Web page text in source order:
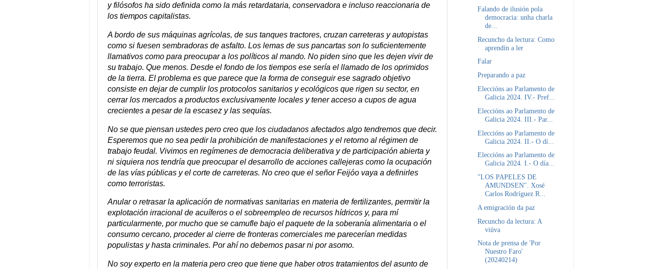
y filósofos ha sido definida como la más retardataria, conservadora e incluso reaccionaria de
los tiempos capitalistas.
A bordo de sus máquinas agrícolas, de sus tanques tractores, cruzan carreteras y autopistas
como si fuesen sembradoras de asfalto. Los lemas de sus pancartas son lo suficientemente
llamativos como para preocupar a los políticos al mando. No piden sino que les dejen vivir de
su trabajo. Que menos. Desde el fondo de los tiempos ese sería el llamado de los oprimidos
de la tierra. El problema es que parece que la forma de conseguir ese sagrado objetivo
consiste en dejar de cumplir los protocolos sanitarios y ecológicos que rigen su sector, en
cerrar los mercados a productos exclusivamente locales y tener acceso a cupos de agua
crecientes a pesar de la escasez y las sequías.
No se que piensan ustedes pero creo que los ciudadanos afectados algo tendremos que decir.
Esperemos que no sea pedir la prohibición de manifestaciones y el retorno al régimen de
trabajo feudal. Vivimos en regímenes de democracia deliberativa y de participación abierta y
ni siquiera nos tendría que preocupar el desarrollo de acciones callejeras como la ocupación
de las vías públicas y el corte de carreteras. No creo que el señor Feijóo vaya a definirles
como terroristas.
Anular o retrasar la aplicación de normativas sanitarias en materia de fertilizantes, permitir la
explotación irracional de acuíferos o el sobreempleo de recursos hídricos y, para mí
particularmente, por mucho que se camufle bajo el paquete de la soberanía alimentaria o el
consumo cercano, proceder al cierre de fronteras comerciales me parecerían medidas
populistas y hasta criminales. Por ahí no debemos pasar ni por asomo.
No soy experto en la materia pero creo que tiene que haber otros tratamientos del asunto de
Falando de ilusión pola
democracia: unha charla
de...
Recuncho da lectura: Como
aprendín a ler
Falar
Preparando a paz
Eleccións ao Parlamento de
Galicia 2024. IV.- Pref...
Eleccións ao Parlamento de
Galicia 2024. III.- Par...
Eleccións ao Parlamento de
Galicia 2024. II.- O dí...
Eleccións ao Parlamento de
Galicia 2024. I.- O día...
"LOS PAPELES DE
AMUNDSEN". Xosé
Carlos Rodríguez R...
A emigración da paz
Recuncho da lectura: A
viúva
Nota de prensa de 'Por
Nuestro Faro'
(20240214)